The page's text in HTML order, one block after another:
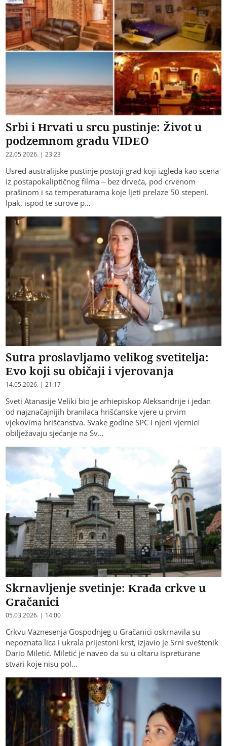
Srbi i Hrvati u srcu pustinje: Život u
podzemnom gradu VIDEO
22.05.2026. | 23:23
Usred australijske pustinje postoji grad koji izgleda kao scena
iz postapokaliptičnog filma – bez drveća, pod crvenom
prašinom i sa temperaturama koje ljeti prelaze 50 stepeni.
Ipak, ispod te surove p…
Sutra proslavljamo velikog svetitelja:
Evo koji su običaji i vjerovanja
14.05.2026. | 21:17
Sveti Atanasije Veliki bio je arhiepiskop Aleksandrije i jedan
od najznačajnijih branilaca hrišćanske vjere u prvim
vjekovima hrišćanstva. Svake godine SPC i njeni vjernici
obilježavaju sjećanje na Sv…
Skrnavljenje svetinje: Krađa crkve u
Gračanici
05.03.2026. | 14:00
Crkvu Vaznesenja Gospodnjeg u Gračanici oskrnavila su
nepoznata lica i ukrala prijestoni krst, izjavio je Srni sveštenik
Dario Miletić. Miletić je naveo da su u oltaru ispreturane
stvari koje nisu pol…